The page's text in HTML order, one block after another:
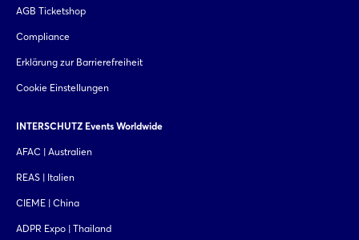
AGB Ticketshop
Compliance
Erklärung zur Barrierefreiheit
Cookie Einstellungen
INTERSCHUTZ Events Worldwide
AFAC | Australien
REAS | Italien
CIEME | China
ADPR Expo | Thailand